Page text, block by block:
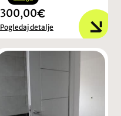
300,00
Pogledaj detalje